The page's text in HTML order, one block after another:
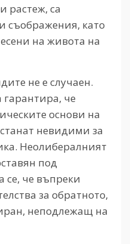
растеж, са
съображения, като
на живота на
не е случаен.
че
основи на
невидими за
Неолибералният
под
се, че въпреки
за обратното,
неподлежащ на